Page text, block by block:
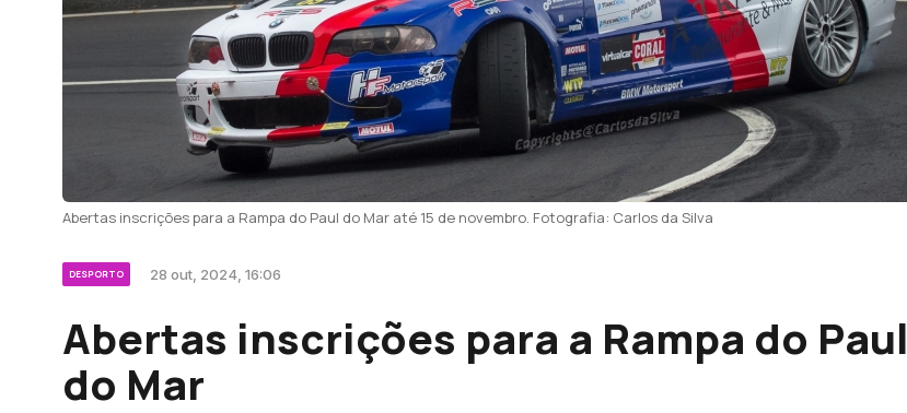
Abertas inscrições para a Rampa do Paul do Mar até 15 de novembro. Fotografia: Carlos da Silva
DESPORTO 28 out, 2024, 16:06
Abertas inscrições para a Rampa do Paul
do Mar